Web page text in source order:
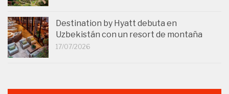
Destination by Hyatt debuta en
Uzbekistán con un resort de montaña
17/07/2026